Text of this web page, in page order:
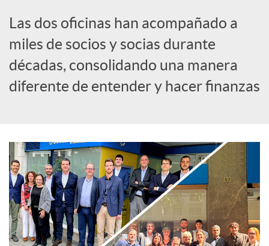
d
o
r
e
c
Las dos oficinas han acompañado a
miles de socios y socias durante
décadas, consolidando una manera
diferente de entender y hacer finanzas